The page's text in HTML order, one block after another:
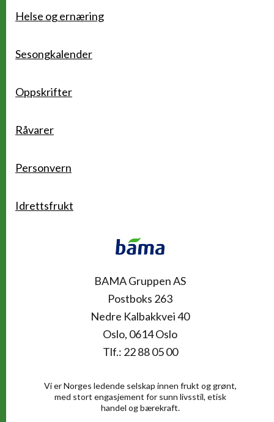
BAMA Gruppen AS
Postboks 263
Nedre Kalbakkvei 40
Oslo, 0614 Oslo
Tlf.: 22 88 05 00
Helse og ernæring
Sesongkalender
Oppskrifter
Råvarer
Personvern
Idrettsfrukt
Vi er Norges ledende selskap innen frukt og grønt,
med stort engasjement for sunn livsstil, etisk
handel og bærekraft.